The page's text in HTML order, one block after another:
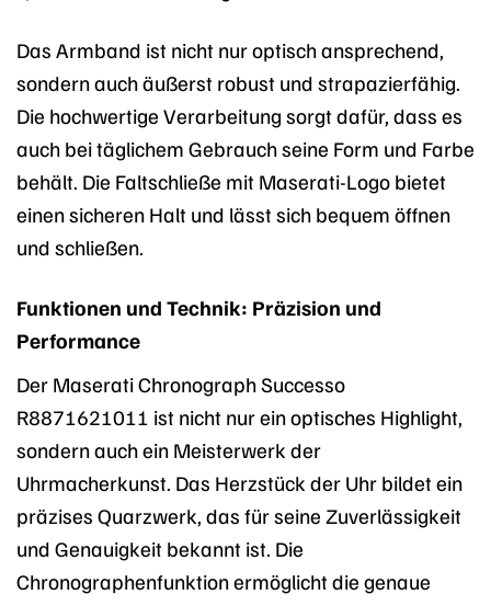
Das Armband ist nicht nur optisch ansprechend,
sondern auch äußerst robust und strapazierfähig.
Die hochwertige Verarbeitung sorgt dafür, dass es
auch bei täglichem Gebrauch seine Form und Farbe
behält. Die Faltschließe mit Maserati-Logo bietet
einen sicheren Halt und lässt sich bequem öffnen
und schließen.
Funktionen und Technik: Präzision und
Performance
Der Maserati Chronograph Successo
R8871621011 ist nicht nur ein optisches Highlight,
sondern auch ein Meisterwerk der
Uhrmacherkunst. Das Herzstück der Uhr bildet ein
präzises Quarzwerk, das für seine Zuverlässigkeit
und Genauigkeit bekannt ist. Die
Chronographenfunktion ermöglicht die genaue